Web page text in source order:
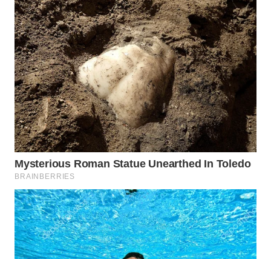
PAKPAK
WN
KARAWANG
WN
BEKASI
WN
BOGOR
WN
WN
TAPANULI
UTARA